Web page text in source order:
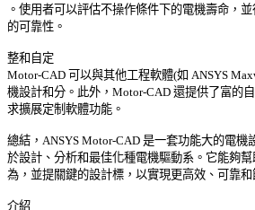
。使用者可以評估不操作條件下的電機壽命，
的可靠性。
整和自定
Motor-CAD 可以與其他工程軟體(如 ANSYS
機設計和分。此外，Motor-CAD 還提供了富的
求擴展定制軟體功能。
總結，ANSYS Motor-CAD 是一套功能大的電機
於設計、分析和最佳化種電機驅動系。它能夠
為，並提關鍵的設計標，以實現更高效、可靠和